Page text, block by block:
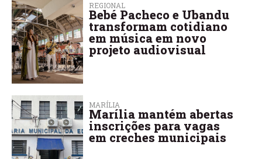
REGIONAL
Bebé Pacheco e Ubandu
transformam cotidiano
em música em novo
projeto audiovisual
MARÍLIA
Marília mantém abertas
inscrições para vagas
em creches municipais